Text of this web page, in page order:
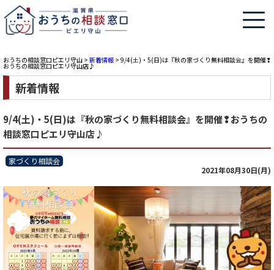
おうちの相談窓口ピエリ守山 > 新着情報 > 9/4(土)・5(日)は『秋の家づくり無料相談会』を開催❢
おうちの相談窓口ピエリ守山店♪
新着情報
9/4(土)・5(日)は『秋の家づくり無料相談会』を開催❢おうちの
相談窓口ピエリ守山店♪
家づくり相談会
2021年08月30日(月)